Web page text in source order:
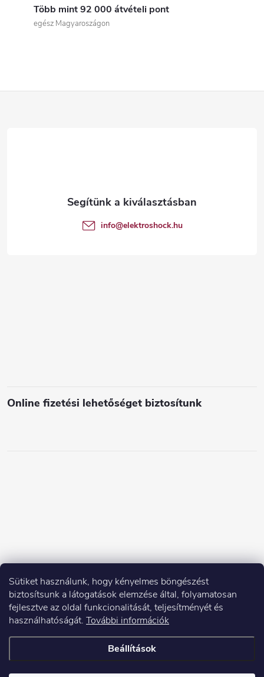
Sütiket használunk, hogy kényelmes böngészést
biztosítsunk a látogatások elemzése által, folyamatosan
fejlesztve az oldal funkcionalitását, teljesítményét és
használhatóságát. További információk
Beállítások
Több mint 92 000 átvételi pont
egész Magyaroszágon
Online fizetési lehetőséget biztosítunk
info@elektroshock.hu
Copyright 2026Elektroshock.hu. Minden jog fenntartva.